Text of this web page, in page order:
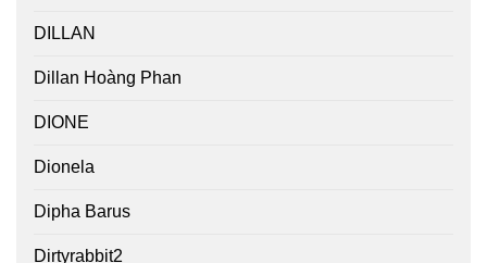
DILLAN
Dillan Hoàng Phan
DIONE
Dionela
Dipha Barus
Dirtyrabbit2